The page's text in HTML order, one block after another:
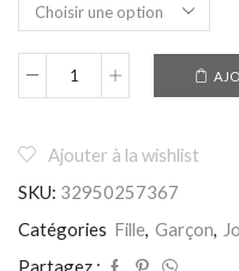
quantité
pour
-
pour
Ajouter à la wishlist
SKU: 32950257367
Catégories Fille, Garçon,
Partagez :